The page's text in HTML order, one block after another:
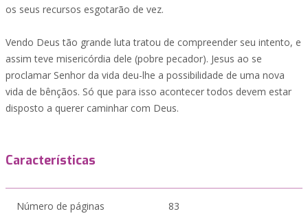
os seus recursos esgotarão de vez.
Vendo Deus tão grande luta tratou de compreender seu intento, e
assim teve misericórdia dele (pobre pecador). Jesus ao se
proclamar Senhor da vida deu-lhe a possibilidade de uma nova
vida de bênçãos. Só que para isso acontecer todos devem estar
disposto a querer caminhar com Deus.
Características
Número de páginas 83